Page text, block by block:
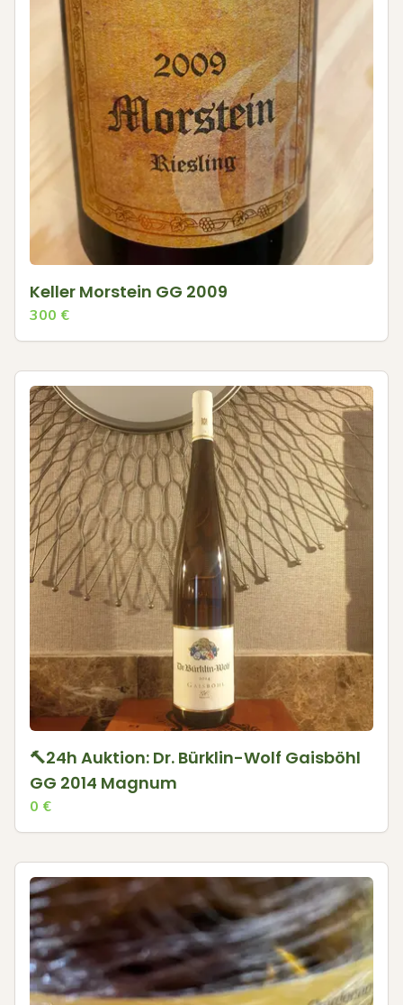
Keller Morstein GG 2009
300 €
🔨24h Auktion: Dr. Bürklin-Wolf Gaisböhl
GG 2014 Magnum
0 €